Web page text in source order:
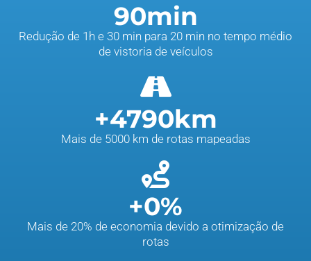
90min
Redução de 1h e 30 min para 20 min no tempo médio
de vistoria de veículos
+4790km
Mais de 5000 km de rotas mapeadas
+0%
Mais de 20% de economia devido a otimização de
rotas